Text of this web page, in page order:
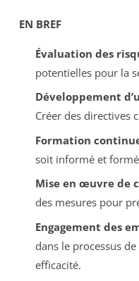
EN BREF
Évaluation des
potentielles pour la
Développement
Créer des directives
Formation
soit informé et
Mise en œuvre de
des mesures pour
Engagement des
dans le processus
efficacité.